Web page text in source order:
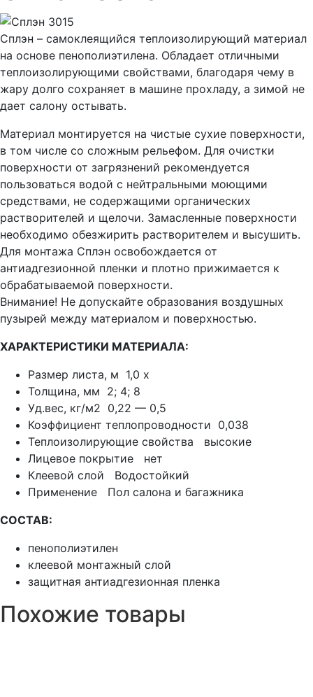
Сплэн – самоклеящийся теплоизолирующий материал
на основе пенополиэтилена. Обладает отличными
теплоизолирующими свойствами, благодаря чему в
жару долго сохраняет в машине прохладу, а зимой не
дает салону остывать.
Материал монтируется на чистые сухие поверхности,
в том числе со сложным рельефом. Для очистки
поверхности от загрязнений рекомендуется
пользоваться водой с нейтральными моющими
средствами, не содержащими органических
растворителей и щелочи. Замасленные поверхности
необходимо обезжирить растворителем и высушить.
Для монтажа Сплэн освобождается от
антиадгезионной пленки и плотно прижимается к
обрабатываемой поверхности.
Внимание! Не допускайте образования воздушных
пузырей между материалом и поверхностью.
ХАРАКТЕРИСТИКИ МАТЕРИАЛА:
Размер листа, м 1,0 х
Толщина, мм 2; 4; 8
Уд.вес, кг/м2 0,22 — 0,5
Коэффициент теплопроводности 0,038
Теплоизолирующие свойства высокие
Лицевое покрытие нет
Клеевой слой Водостойкий
Применение Пол салона и багажника
СОСТАВ:
пенополиэтилен
клеевой монтажный слой
защитная антиадгезионная пленка
Похожие товары